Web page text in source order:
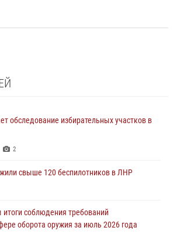
обследование избирательных участков в
2
свыше 120 беспилотников в ЛНР
соблюдения требований
оборота оружия за июль 2026 года